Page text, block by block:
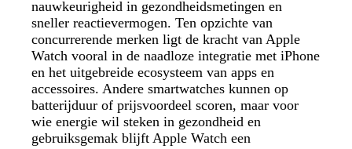
nauwkeurigheid in gezondheidsmetingen en
sneller reactievermogen. Ten opzichte van
concurrerende merken ligt de kracht van Apple
Watch vooral in de naadloze integratie met iPhone
en het uitgebreide ecosysteem van apps en
accessoires. Andere smartwatches kunnen op
batterijduur of prijsvoordeel scoren, maar voor
wie energie wil steken in gezondheid en
gebruiksgemak blijft Apple Watch een